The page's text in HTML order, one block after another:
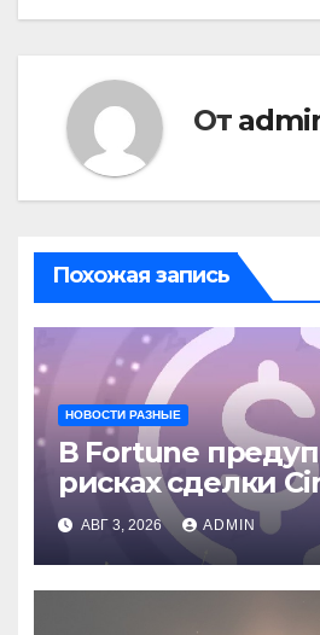
От
Похожая запись
НОВОСТИ РАЗНЫЕ
В Fortune
рисках сделки
АВГ 3, 2026 ADMIN